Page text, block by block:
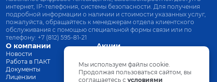
О компании
Новости
Работа в ПАКТ
Документы
Лицензии
Акции
Оплата
Оборудование
интернет, IP-телефония, системы безопасности. Для получения
подробной информации о наличии и стоимости указанных услуг,
пожалуйста, обращайтесь к менеджерам отдела клиентского
обслуживания с помощью специальной формы связи или по
телефону: +7 (812) 595-81-21
Мы используем файлы cookie.
Продолжая пользоваться сайтом, вы
соглашаетесь с условиями